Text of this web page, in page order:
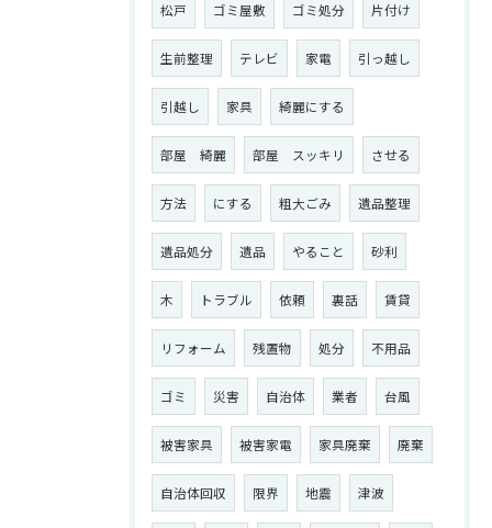
松戸 ゴミ屋敷 ゴミ処分 片付け
生前整理 テレビ 家電 引っ越し
引越し 家具 綺麗にする
部屋 綺麗 部屋 スッキリ させる
方法 にする 粗大ごみ 遺品整理
遺品処分 遺品 やること 砂利
木 トラブル 依頼 裏話 賃貸
リフォーム 残置物 処分 不用品
ゴミ 災害 自治体 業者 台風
被害家具 被害家電 家具廃棄 廃棄
自治体回収 限界 地震 津波